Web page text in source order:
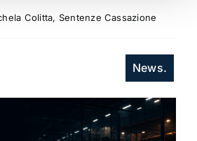
Colitta, Sentenze Cassazione
News.